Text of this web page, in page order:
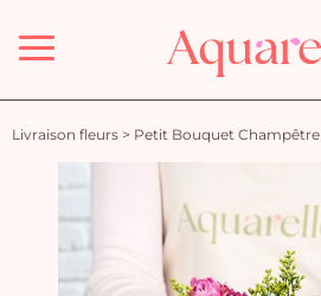
Menu
Livraison fleurs > Petit Bouquet Champêtre